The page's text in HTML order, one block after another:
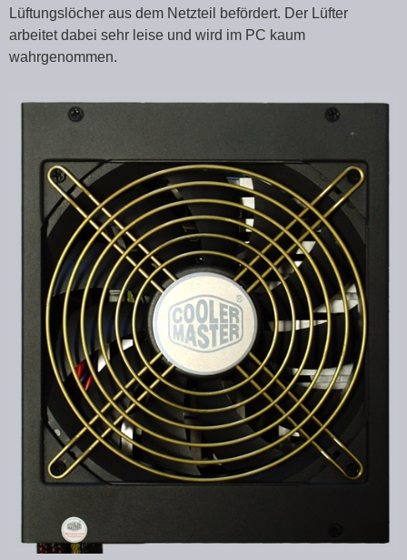
Lüftungslöcher aus dem Netzteil befördert. Der Lüfter
arbeitet dabei sehr leise und wird im PC kaum
wahrgenommen.